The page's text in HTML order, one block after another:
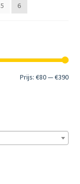
5 6
Min.
Prijs:€80—€390